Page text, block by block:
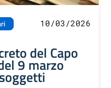
10/03/2026
del Capo
9 marzo